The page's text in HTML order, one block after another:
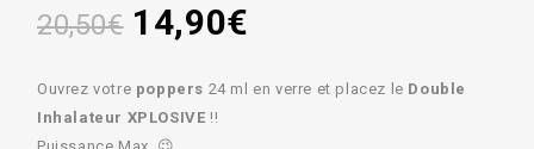
20,50€ 14,90€
Ouvrez votre poppers 24 ml en verre et placez le Double
Inhalateur XPLOSIVE !!